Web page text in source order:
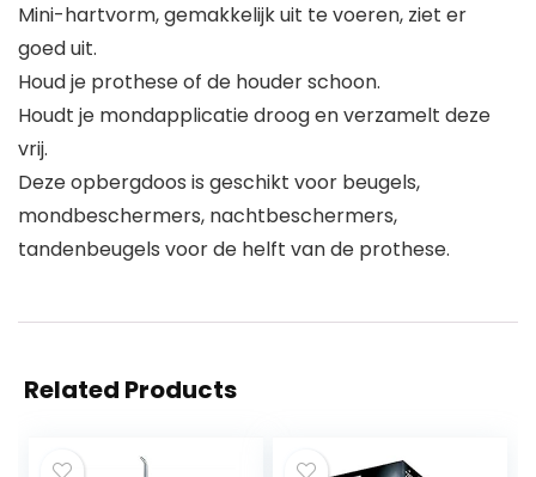
Mini-hartvorm, gemakkelijk uit te voeren, ziet er
goed uit.
Houd je prothese of de houder schoon.
Houdt je mondapplicatie droog en verzamelt deze
vrij.
Deze opbergdoos is geschikt voor beugels,
mondbeschermers, nachtbeschermers,
tandenbeugels voor de helft van de prothese.
Related Products